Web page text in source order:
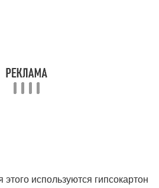
используются гипсокартон